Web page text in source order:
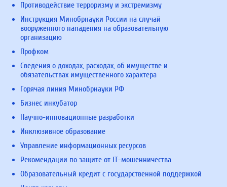
Противодействие терроризму и экстремизму
Инструкция Минобрнауки России на случай
вооруженного нападения на образовательную
организацию
Профком
Сведения о доходах, расходах, об имуществе и
обязательствах имущественного характера
Горячая линия Минобрнауки РФ
Бизнес инкубатор
Научно-инновационные разработки
Инклюзивное образование
Управление информационных ресурсов
Рекомендации по защите от IT-мошенничества
Образовательный кредит с государственной поддержкой